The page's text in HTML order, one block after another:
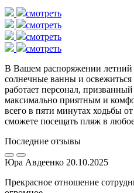
смотреть
смотреть
смотреть
смотреть
В Вашем распоряжении летний
солнечные ванны и освежиться
работает персонал,
максимально приятным и
всего в пяти минутах ходьбы
сможете посещать пляж в
Последние отзывы
Юра Авдеенко 20.10.2025
Прекрасное отношение